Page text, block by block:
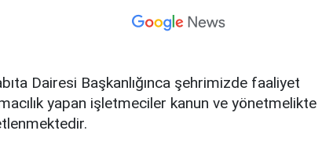
Dairesi Başkanlığınca şehrimizde faaliyet
yapan işletmeciler kanun ve yönetmelikte